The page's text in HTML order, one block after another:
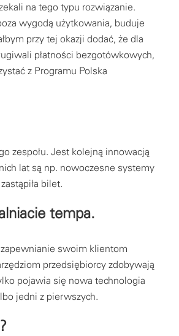
na tego typu rozwiązanie.
wygodą użytkowania, buduje
przy tej okazji dodać, że dla
płatności bezgotówkowych,
z Programu Polska
zespołu. Jest kolejną innowacją
lat są np. nowoczesne systemy
bilet.
tempa.
swoim klientom
przedsiębiorcy zdobywają
pojawia się nowa technologia
jedni z pierwszych.